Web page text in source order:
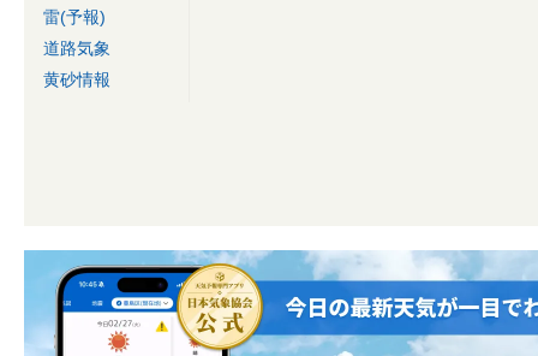
雷(予報)
道路気象
黄砂情報